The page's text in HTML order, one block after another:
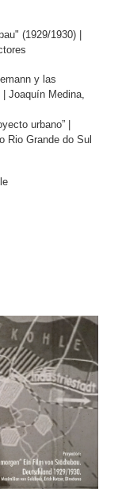
(1929/1930) |
y las
Joaquín Medina,
urbano” |
Rio Grande do Sul